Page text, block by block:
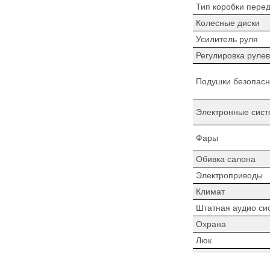
Тип коробки
Колесные диски
Усилитель руля
Регулировка
Подушки
Электронные
Фары
Обивка салона
Электроприводы
Климат
Штатная аудио
Охрана
Люк